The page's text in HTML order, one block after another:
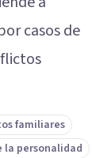
casos de
familiares
la personalidad